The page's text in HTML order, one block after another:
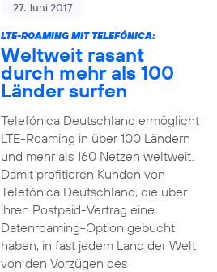
27. Juni 2017
LTE-ROAMING MIT TELEFÓNICA:
Weltweit rasant
durch mehr als 100
Länder surfen
Telefónica Deutschland ermöglicht
LTE-Roaming in über 100 Ländern
und mehr als 160 Netzen weltweit.
Damit profitieren Kunden von
Telefónica Deutschland, die über
ihren Postpaid-Vertrag eine
Datenroaming-Option gebucht
haben, in fast jedem Land der Welt
von den Vorzügen des